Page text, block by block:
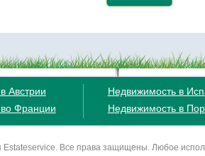
Австрии
Франции
Недвижимость в
Недвижимость в
Все права защищены. Любое